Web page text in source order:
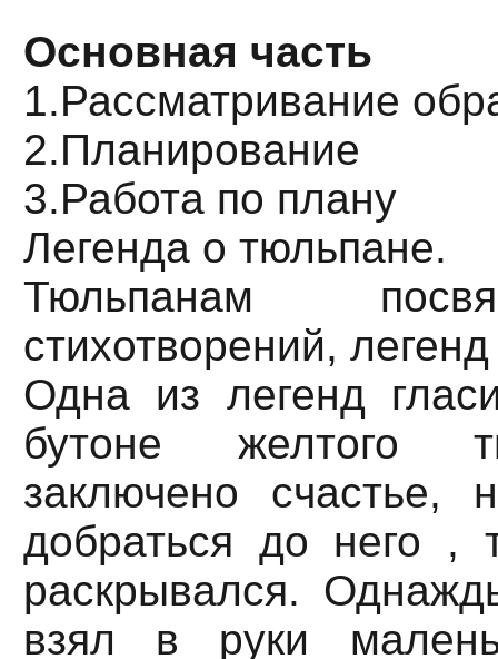
Основная часть
1.Рассматривание
2.Планирование
3.Работа по плану
Легенда о тюльпане.
Тюльпанам
стихотворений,
Одна из легенд
бутоне желтого
заключено счастье,
добраться до него ,
раскрывался.
взял в руки